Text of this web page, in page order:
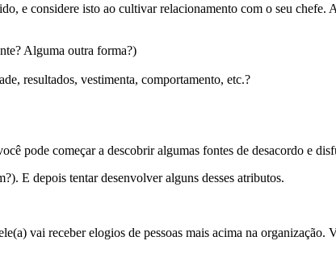
e considere isto ao cultivar relacionamento com o seu chefe.
Alguma outra forma?)
resultados, vestimenta, comportamento, etc.?
pode começar a descobrir algumas fontes de desacordo e
E depois tentar desenvolver alguns desses atributos.
vai receber elogios de pessoas mais acima na organização.